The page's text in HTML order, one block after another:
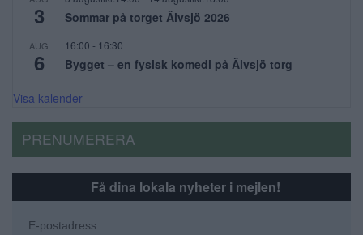
3 Sommar på torget Älvsjö 2026
AUG
6
16:00 - 16:30
Bygget – en fysisk komedi på Älvsjö torg
Visa kalender
PRENUMERERA
Få dina lokala nyheter i mejlen!
E-postadress